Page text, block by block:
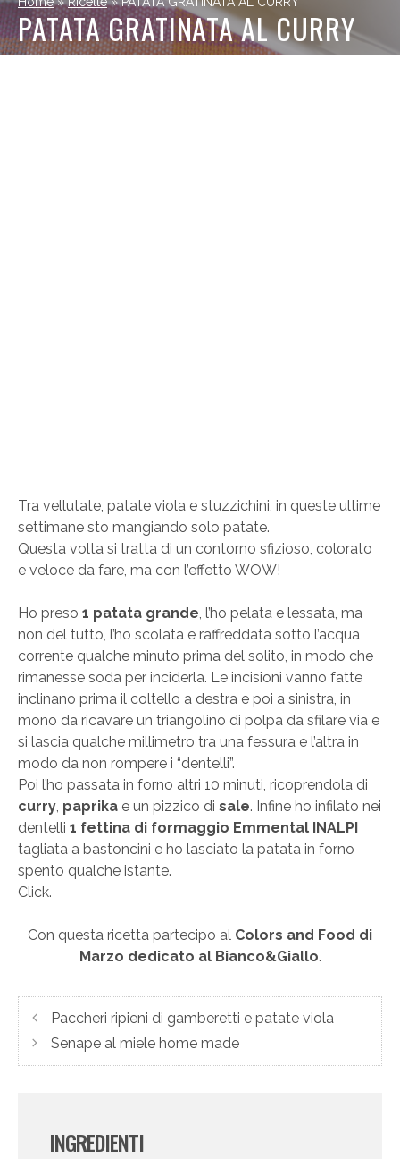
PATATA GRATINATA AL CURRY
Tra vellutate, patate viola e stuzzichini, in queste ultime
settimane sto mangiando solo patate.
Questa volta si tratta di un contorno sfizioso, colorato
e veloce da fare, ma con l’effetto WOW!
Ho preso 1 patata grande, l’ho pelata e lessata, ma
non del tutto, l’ho scolata e raffreddata sotto l’acqua
corrente qualche minuto prima del solito, in modo che
rimanesse soda per inciderla. Le incisioni vanno fatte
inclinano prima il coltello a destra e poi a sinistra, in
mono da ricavare un triangolino di polpa da sfilare via e
si lascia qualche millimetro tra una fessura e l’altra in
modo da non rompere i “dentelli”.
Poi l’ho passata in forno altri 10 minuti, ricoprendola di
curry, paprika e un pizzico di sale. Infine ho infilato nei
dentelli 1 fettina di formaggio Emmental INALPI
tagliata a bastoncini e ho lasciato la patata in forno
spento qualche istante.
Click.
Con questa ricetta partecipo al Colors and Food di
Marzo dedicato al Bianco&Giallo.
Paccheri ripieni di gamberetti e patate viola
Senape al miele home made
INGREDIENTI